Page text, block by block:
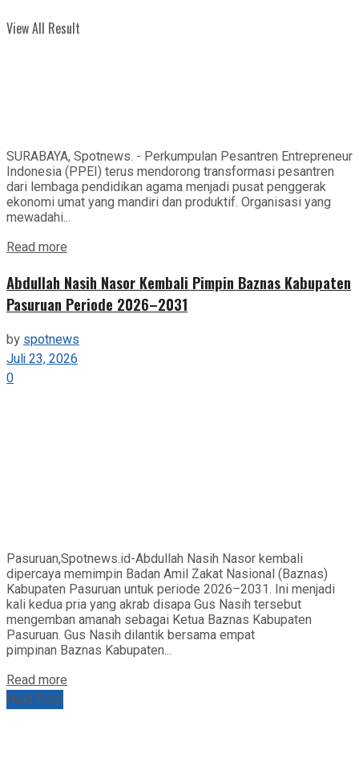
View All Result
SURABAYA, Spotnews. - Perkumpulan Pesantren Entrepreneur
Indonesia (PPEI) terus mendorong transformasi pesantren
dari lembaga pendidikan agama menjadi pusat penggerak
ekonomi umat yang mandiri dan produktif. Organisasi yang
mewadahi...
Read more
Abdullah Nasih Nasor Kembali Pimpin Baznas Kabupaten
Pasuruan Periode 2026–2031
byspotnews
Juli 23, 2026
0
Pasuruan,Spotnews.id-Abdullah Nasih Nasor kembali
dipercaya memimpin Badan Amil Zakat Nasional (Baznas)
Kabupaten Pasuruan untuk periode 2026–2031. Ini menjadi
kali kedua pria yang akrab disapa Gus Nasih tersebut
mengemban amanah sebagai Ketua Baznas Kabupaten
Pasuruan. Gus Nasih dilantik bersama empat
pimpinan Baznas Kabupaten...
Read more
Next Post